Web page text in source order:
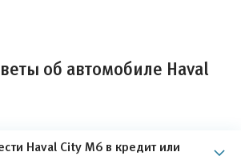
об автомобиле Haval
Haval City M6 в кредит или